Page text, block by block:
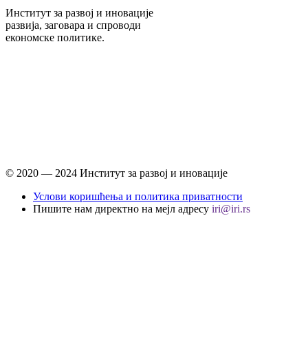
Институт за развој и иновације
развија, заговара и спроводи
економске политике.
© 2020 ― 2024 Институт за развој и иновације
Услови коришћења и политика приватности
Пишите нам директно на мејл адресу iri@iri.rs